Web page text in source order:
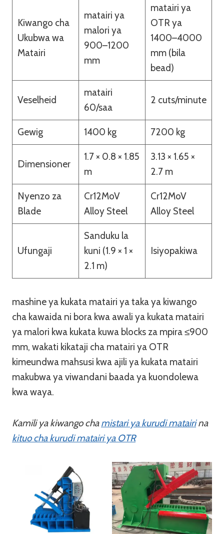
Kiwango cha
Ukubwa wa
Matairi
matairi ya
malori ya
900–1200
mm
matairi ya
OTR ya
1400–4000
mm (bila
bead)
Veselheid
matairi
60/saa
2 cuts/minute
Gewig 1400 kg 7200 kg
Dimensioner
1.7 × 0.8 × 1.85
m
3.13 × 1.65 ×
2.7 m
Nyenzo za
Blade
Cr12MoV
Alloy Steel
Cr12MoV
Alloy Steel
Ufungaji
Sanduku la
kuni (1.9 × 1 ×
2.1 m)
Isiyopakiwa
mashine ya kukata matairi ya taka ya kiwango
cha kawaida ni bora kwa awali ya kukata matairi
ya malori kwa kukata kuwa blocks za mpira ≤900
mm, wakati kikataji cha matairi ya OTR
kimeundwa mahsusi kwa ajili ya kukata matairi
makubwa ya viwandani baada ya kuondolewa
kwa waya.
Kamili ya kiwango chamistari ya kurudi matairina
kituo cha kurudi matairi ya OTR